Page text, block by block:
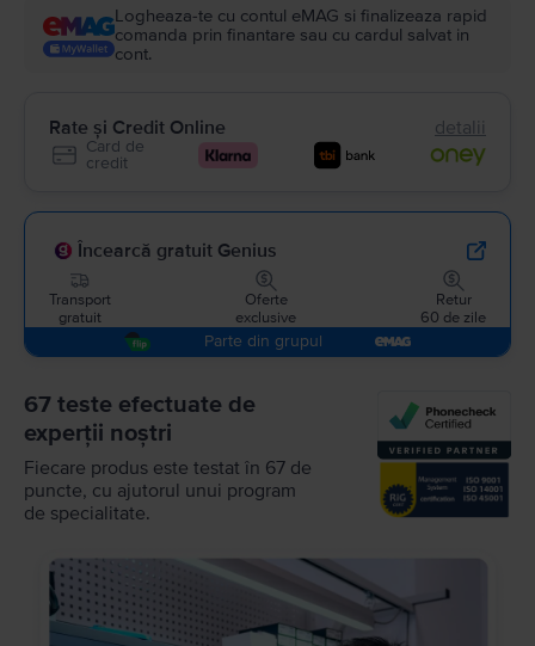
Logheaza-te cu contul eMAG si finalizeaza rapid
comanda prin finantare sau cu cardul salvat in
cont.
Rate și Credit Online detalii
Card de
credit
Încearcă gratuit Genius
Transport
gratuit
Oferte
exclusive
Retur
60 de zile
Parte din grupul
67 teste efectuate de
experții noștri
Fiecare produs este testat în 67 de
puncte, cu ajutorul unui program
de specialitate.